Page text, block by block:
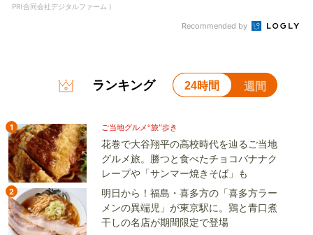
PR(合同会社デジタルファーム )
Recommended by
ランキング 24時間 週間
1 ご当地グルメ“旅”歩き
花巻で大谷翔平の高校時代を辿るご当地
グルメ旅。勝つと食べたチョコバナナク
レープや「サンマー焼きそば」も
2
明日から！福島・喜多方の「喜多方ラー
メンの異端児」が東京駅に。鶏と青口煮
干しの名店が期間限定で登場